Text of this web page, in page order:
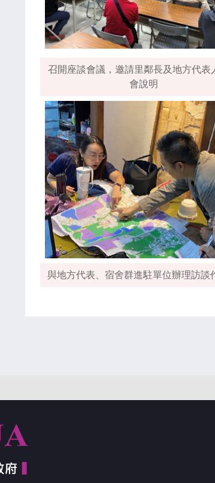
召開座談會議，邀請里鄰長及地方代表
會說明
與地方代表、宿舍群進駐單位辦理訪談